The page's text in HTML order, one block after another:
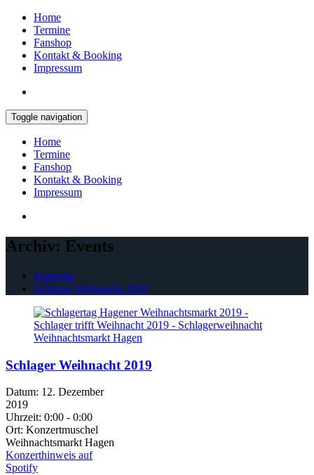
Home
Termine
Fanshop
Kontakt & Booking
Impressum
Toggle navigation
Home
Termine
Fanshop
Kontakt & Booking
Impressum
Archiv: Events
Startseite
Schlager Weihnacht 2019
Schlager Weihnacht 2019
Datum: 12. Dezember
2019
Uhrzeit: 0:00 - 0:00
Ort: Konzertmuschel
Weihnachtsmarkt Hagen
Konzerthinweis auf
Spotify